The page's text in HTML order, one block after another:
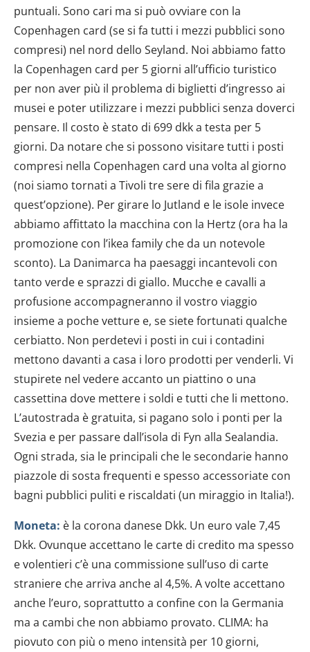
puntuali. Sono cari ma si può ovviare con la
Copenhagen card (se si fa tutti i mezzi pubblici sono
compresi) nel nord dello Seyland. Noi abbiamo fatto
la Copenhagen card per 5 giorni all’ufficio turistico
per non aver più il problema di biglietti d’ingresso ai
musei e poter utilizzare i mezzi pubblici senza doverci
pensare. Il costo è stato di 699 dkk a testa per 5
giorni. Da notare che si possono visitare tutti i posti
compresi nella Copenhagen card una volta al giorno
(noi siamo tornati a Tivoli tre sere di fila grazie a
quest’opzione). Per girare lo Jutland e le isole invece
abbiamo affittato la macchina con la Hertz (ora ha la
promozione con l’ikea family che da un notevole
sconto). La Danimarca ha paesaggi incantevoli con
tanto verde e sprazzi di giallo. Mucche e cavalli a
profusione accompagneranno il vostro viaggio
insieme a poche vetture e, se siete fortunati qualche
cerbiatto. Non perdetevi i posti in cui i contadini
mettono davanti a casa i loro prodotti per venderli. Vi
stupirete nel vedere accanto un piattino o una
cassettina dove mettere i soldi e tutti che li mettono.
L’autostrada è gratuita, si pagano solo i ponti per la
Svezia e per passare dall’isola di Fyn alla Sealandia.
Ogni strada, sia le principali che le secondarie hanno
piazzole di sosta frequenti e spesso accessoriate con
bagni pubblici puliti e riscaldati (un miraggio in Italia!).
Moneta: è la corona danese Dkk. Un euro vale 7,45
Dkk. Ovunque accettano le carte di credito ma spesso
e volentieri c’è una commissione sull’uso di carte
straniere che arriva anche al 4,5%. A volte accettano
anche l’euro, soprattutto a confine con la Germania
ma a cambi che non abbiamo provato. CLIMA: ha
piovuto con più o meno intensità per 10 giorni,